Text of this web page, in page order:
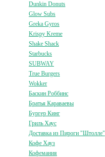
Dunkin Donuts
Glow Subs
Greka Gyros
Krispy Kreme
Shake Shack
Starbucks
SUBWAY
True Burgers
Wokker
Баскин Роббинс
Братья Караваевы
Бургер Кинг
Гриль Хаус
Доставка из Пироги "Штолле"
Кофе Хауз
Кофемания